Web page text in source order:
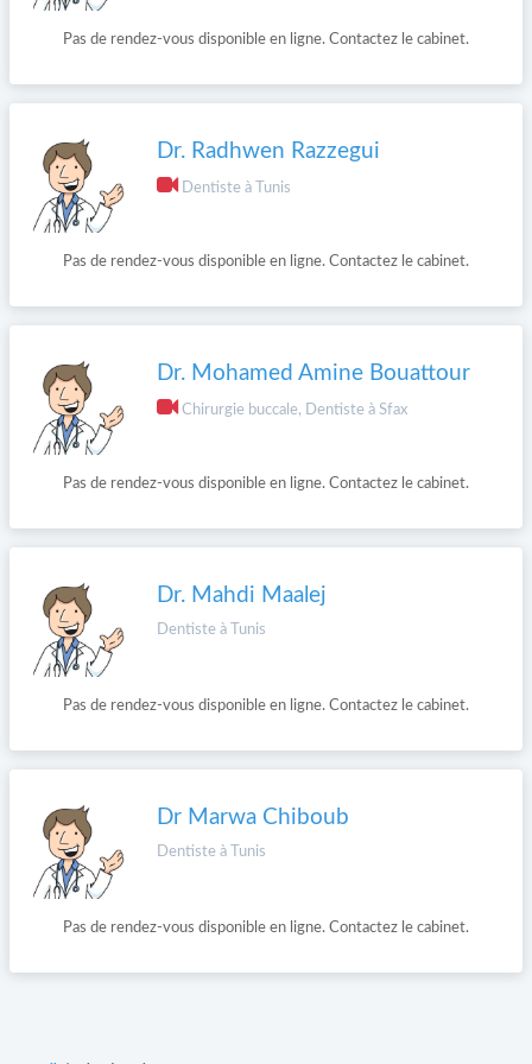
Pas de rendez-vous disponible en ligne. Contactez le cabinet.
Dr. Radhwen Razzegui
Dentiste à Tunis
Pas de rendez-vous disponible en ligne. Contactez le cabinet.
Dr. Mohamed Amine Bouattour
Chirurgie buccale, Dentiste à Sfax
Pas de rendez-vous disponible en ligne. Contactez le cabinet.
Dr. Mahdi Maalej
Dentiste à Tunis
Pas de rendez-vous disponible en ligne. Contactez le cabinet.
Dr Marwa Chiboub
Dentiste à Tunis
Pas de rendez-vous disponible en ligne. Contactez le cabinet.